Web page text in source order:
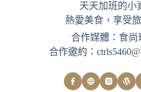
天天加班的小
熱愛美食，享受
合作媒體：食尚
合作邀約：